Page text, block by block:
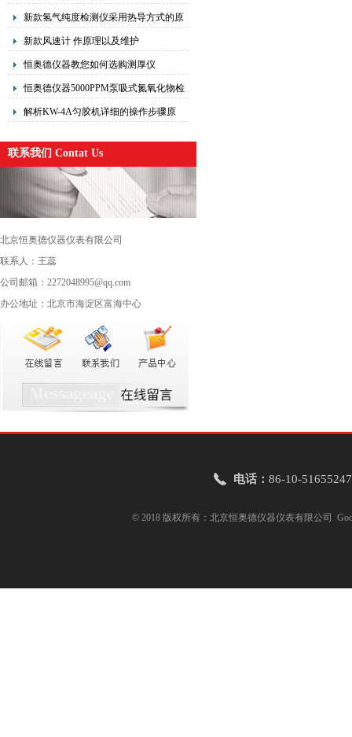
新款氢气纯度检测仪采用热导方式的原
理
新款风速计 作原理以及维护
恒奥德仪器教您如何选购测厚仪
恒奥德仪器5000PPM泵吸式氮氧化物检
测仪操作步骤
解析KW-4A匀胶机详细的操作步骤原
联系我们 Contat Us
北京恒奥德仪器仪表有限公司
联系人：王蕊
公司邮箱：2272048995@qq.com
办公地址：北京市海淀区富海中心
电话： 86-10-51655247
© 2018 版权所有：北京恒奥德仪器仪表有限公司